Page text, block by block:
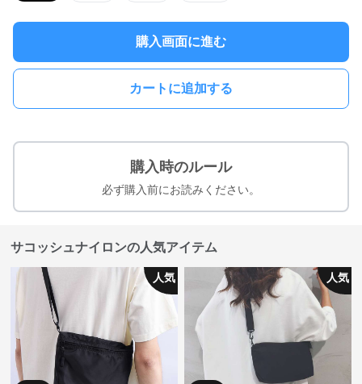
購入画面に進む
カートに追加する
購入時のルール
必ず購入前にお読みください。
サコッシュナイロンの人気アイテム
人気 人気